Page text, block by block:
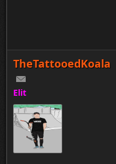
TheTattooedKoala
Elit